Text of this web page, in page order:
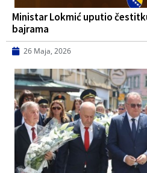
Ministar Lokmić uputio
bajrama
26 Maja, 2026